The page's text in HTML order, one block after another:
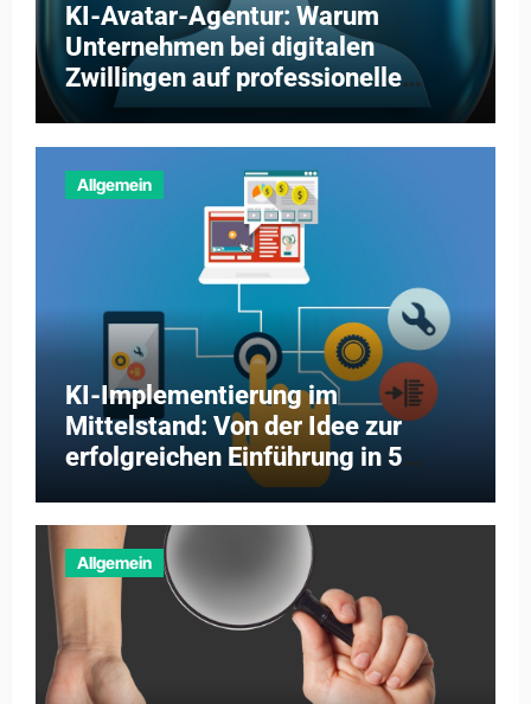
KI-Avatar-Agentur: Warum
Unternehmen bei digitalen
Zwillingen auf professionelle
Partner setzen
Allgemein
KI-Implementierung im
Mittelstand: Von der Idee zur
erfolgreichen Einführung in 5
Allgemein